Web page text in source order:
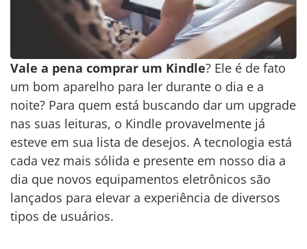
Vale a pena comprar um Kindle? Ele é de fato
um bom aparelho para ler durante o dia e a
noite? Para quem está buscando dar um upgrade
nas suas leituras, o Kindle provavelmente já
esteve em sua lista de desejos. A tecnologia está
cada vez mais sólida e presente em nosso dia a
dia que novos equipamentos eletrônicos são
lançados para elevar a experiência de diversos
tipos de usuários.